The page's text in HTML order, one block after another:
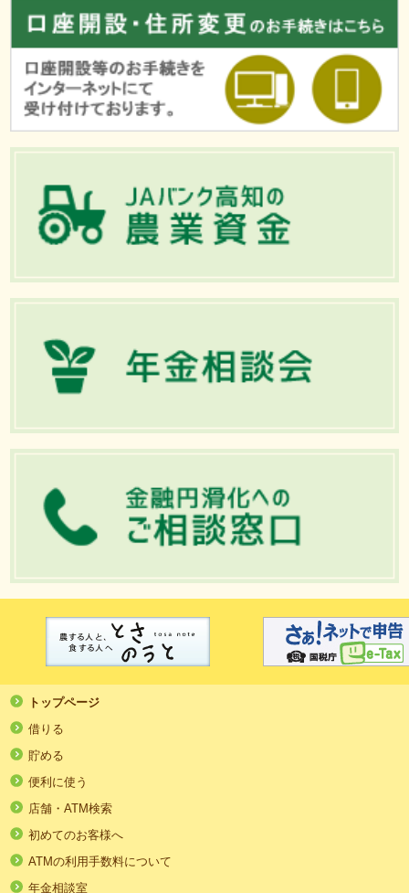
トップページ
借りる
貯める
便利に使う
店舗・ATM検索
初めてのお客様へ
ATMの利用手数料について
年金相談室